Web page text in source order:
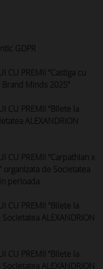
GDPR
CU PREMII “Castiga cu
Minds 2025”
CU PREMII “Bilete la
ALEXANDRION
CU PREMII “Carpathian x
de Societatea
perioada
CU PREMII “Bilete la
ALEXANDRION
CU PREMII “Bilete la
ALEXANDRION